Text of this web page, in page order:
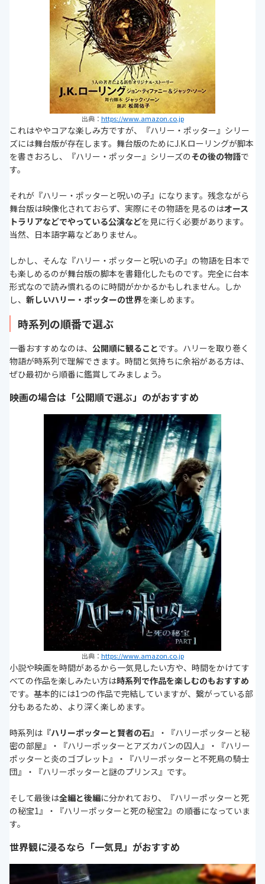
出典： https://www.amazon.co.jp
これはややコアな楽しみ方ですが、『ハリー・ポッター』シリー
ズには舞台版が存在します。舞台版のためにJ.K.ローリングが脚本
を書きおろし、『ハリー・ポッター』シリーズのその後の物語で
す。
それが『ハリー・ポッターと呪いの子』になります。残念ながら
舞台版は映像化されておらず、実際にその物語を見るのはオース
トラリアなどでやっている公演などを見に行く必要があります。
当然、日本語字幕などありません。
しかし、そんな『ハリー・ポッターと呪いの子』の物語を日本で
も楽しめるのが舞台版の脚本を書籍化したものです。完全に台本
形式なので読み慣れるのに時間がかかるかもしれません。しか
し、 新しいハリー・ポッターの世界を楽しめます。
時系列の順番で選ぶ
一番おすすめなのは、 公開順に観ることです。ハリーを取り巻く
物語が時系列で理解できます。時間と気持ちに余裕がある方は、
ぜひ最初から順番に鑑賞してみましょう。
映画の場合は「公開順で選ぶ」のがおすすめ
出典： https://www.amazon.co.jp
小説や映画を時間があるから一気見したい方や、時間をかけてす
べての作品を楽しみたい方は時系列で作品を楽しむのもおすすめ
です。基本的には1つの作品で完結していますが、繋がっている部
分もあるため、より深く楽しめます。
時系列は 『ハリーポッターと賢者の石』
・『ハリーポッターと秘
密の部屋』・『ハリーポッターとアズカバンの囚人』・『ハリー
ポッターと炎のゴブレット』・『ハリーポッターと不死鳥の騎士
団』・『ハリーポッターと謎のプリンス』です。
そして最後は全編と後編に分かれており、『ハリーポッターと死
の秘宝1』・『ハリーポッターと死の秘宝2』の順番になっていま
す。
世界観に浸るなら「一気見」がおすすめ